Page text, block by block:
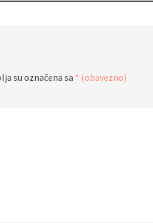
su označena sa * (obavezno)